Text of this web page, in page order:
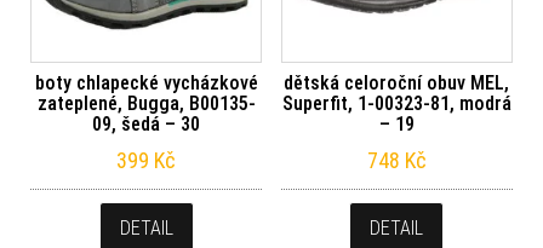
boty chlapecké vycházkové
zateplené, Bugga, B00135-
09, šedá – 30
399 Kč
DETAIL
dětská celoroční obuv MEL,
Superfit, 1-00323-81, modrá
– 19
748 Kč
DETAIL